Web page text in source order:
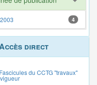
2003 4
direct
Fascicules du CCTG "travaux"